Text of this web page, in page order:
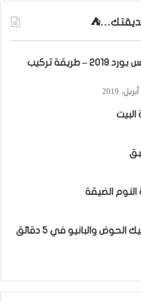
اجمل ديكورات جبس بورد ٢٠١٩ – طريقة تركيب
الضيقة
والبانيو في 5 دقائق